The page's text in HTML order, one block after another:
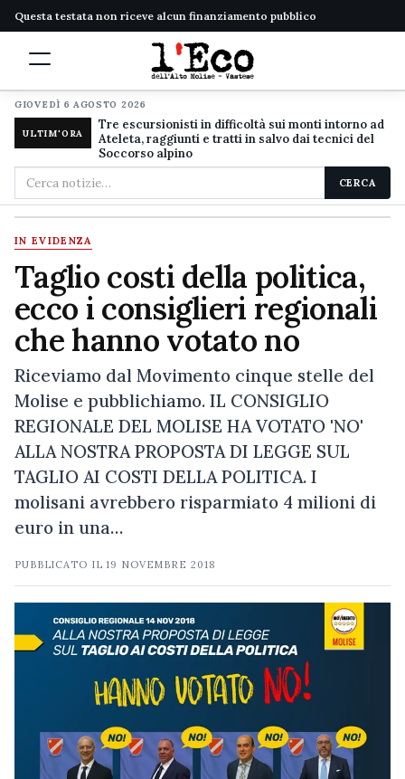
Questa testata non riceve alcun finanziamento pubblico
GIOVEDÌ 6 AGOSTO 2026
ULTIM'ORA
Tre escursionisti in difficoltà sui monti intorno ad
Ateleta, raggiunti e tratti in salvo dai tecnici del
Soccorso alpino
Cerca
nel
sito
CERCA
IN EVIDENZA
Taglio costi della politica,
ecco i consiglieri regionali
che hanno votato no
Riceviamo dal Movimento cinque stelle del
Molise e pubblichiamo. IL CONSIGLIO
REGIONALE DEL MOLISE HA VOTATO 'NO'
ALLA NOSTRA PROPOSTA DI LEGGE SUL
TAGLIO AI COSTI DELLA POLITICA. I
molisani avrebbero risparmiato 4 milioni di
euro in una…
PUBBLICATO IL19 NOVEMBRE 2018